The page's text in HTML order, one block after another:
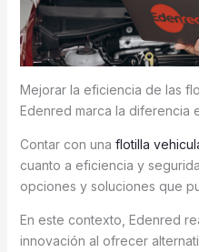
Mejorar la eficiencia de las
Edenred marca la diferencia
Contar con una flotilla
cuanto a eficiencia y
opciones y soluciones que
En este contexto, Edenred
innovación al ofrecer